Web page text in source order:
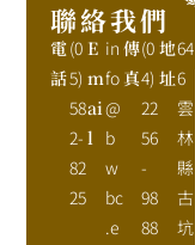
聯絡我們
電
話
(0
5)
58
2-
82
25
E
m
ai
l
in
fo
@
b
w
bc
.e
傳
真
(0
4)
22
56
-
98
88
地
址
64
6
雲
林
縣
古
坑